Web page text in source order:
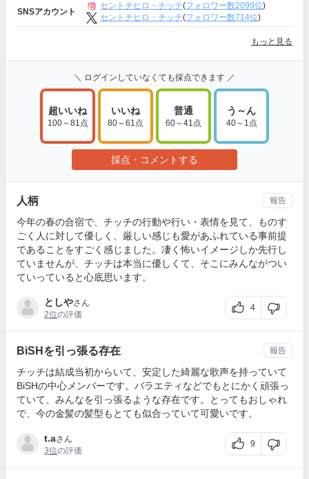
SNSアカウント
セントチヒロ・チッチ(フォロワー数2099位)
セントチヒロ・チッチ(フォロワー数714位)
もっと見る
＼ ログインしていなくても採点できます ／
超いいね
100～81点
いいね
80～61点
普通
60～41点
う～ん
40～1点
採点・コメントする
人柄
今年の春の合宿で、チッチの行動や行い・表情を見て、ものす
ごく人に対して優しく、厳しい感じも愛があふれている事前提
であることをすごく感じました。凄く怖いイメージしか先行し
ていませんが、チッチは本当に優しくて、そこにみんながつい
ていっていると心底思います。
としやさん
2位の評価
4
報告
BiSHを引っ張る存在
チッチは結成当初からいて、安定した綺麗な歌声を持っていて
BiSHの中心メンバーです。バラエティなどでもとにかく頑張っ
ていて、みんなを引っ張るような存在です。とってもおしゃれ
で、今の金髪の髪型もとても似合っていて可愛いです。
t.aさん
3位の評価
9
報告